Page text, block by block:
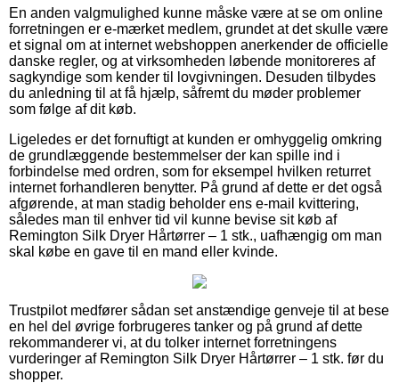
En anden valgmulighed kunne måske være at se om online
forretningen er e-mærket medlem, grundet at det skulle være
et signal om at internet webshoppen anerkender de officielle
danske regler, og at virksomheden løbende monitoreres af
sagkyndige som kender til lovgivningen. Desuden tilbydes
du anledning til at få hjælp, såfremt du møder problemer
som følge af dit køb.
Ligeledes er det fornuftigt at kunden er omhyggelig omkring
de grundlæggende bestemmelser der kan spille ind i
forbindelse med ordren, som for eksempel hvilken returret
internet forhandleren benytter. På grund af dette er det også
afgørende, at man stadig beholder ens e-mail kvittering,
således man til enhver tid vil kunne bevise sit køb af
Remington Silk Dryer Hårtørrer – 1 stk., uafhængig om man
skal købe en gave til en mand eller kvinde.
Trustpilot medfører sådan set anstændige genveje til at bese
en hel del øvrige forbrugeres tanker og på grund af dette
rekommanderer vi, at du tolker internet forretningens
vurderinger af Remington Silk Dryer Hårtørrer – 1 stk. før du
shopper.